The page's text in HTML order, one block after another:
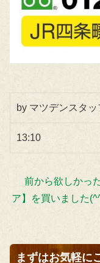
by マツデンスタッ
13:10
前から欲しかっ
ア】を買いました
まずはお気軽に